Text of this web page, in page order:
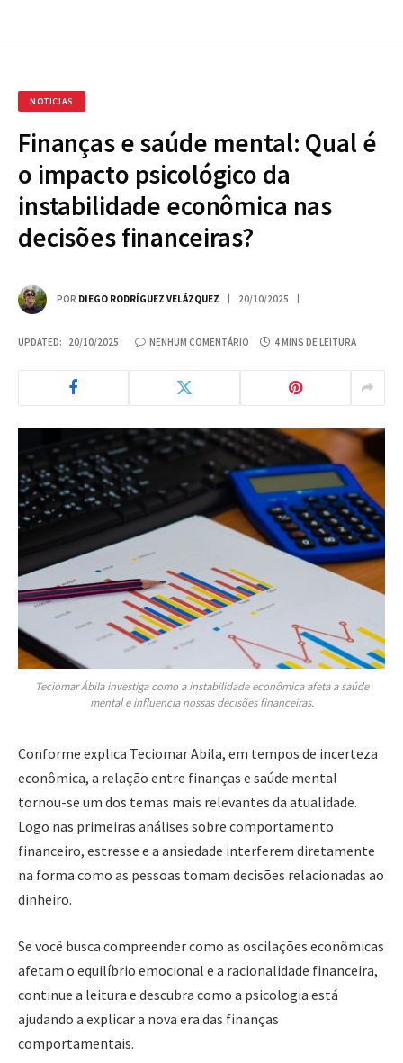
NOTICIAS
Finanças e saúde mental: Qual é
o impacto psicológico da
instabilidade econômica nas
decisões financeiras?
POR DIEGO RODRÍGUEZ VELÁZQUEZ 20/10/2025
UPDATED: 20/10/2025 NENHUM COMENTÁRIO 4 MINS DE LEITURA
Teciomar Ábila investiga como a instabilidade econômica afeta a saúde
mental e influencia nossas decisões financeiras.
Conforme explica Teciomar Abila, em tempos de incerteza
econômica, a relação entre finanças e saúde mental
tornou-se um dos temas mais relevantes da atualidade.
Logo nas primeiras análises sobre comportamento
financeiro, estresse e a ansiedade interferem diretamente
na forma como as pessoas tomam decisões relacionadas ao
dinheiro.
Se você busca compreender como as oscilações econômicas
afetam o equilíbrio emocional e a racionalidade financeira,
continue a leitura e descubra como a psicologia está
ajudando a explicar a nova era das finanças
comportamentais.